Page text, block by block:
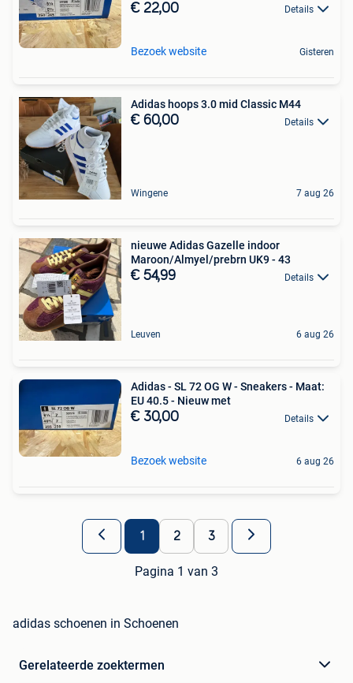
€ 22,00 Details
Bezoek website Gisteren
Adidas hoops 3.0 mid Classic M44
€ 60,00 Details
Wingene 7 aug 26
nieuwe Adidas Gazelle indoor
Maroon/Almyel/prebrn UK9 - 43
€ 54,99 Details
Leuven 6 aug 26
Adidas - SL 72 OG W - Sneakers - Maat:
EU 40.5 - Nieuw met
€ 30,00 Details
Bezoek website 6 aug 26
1 2 3
Pagina 1 van 3
adidas schoenen in Schoenen
Gerelateerde zoektermen